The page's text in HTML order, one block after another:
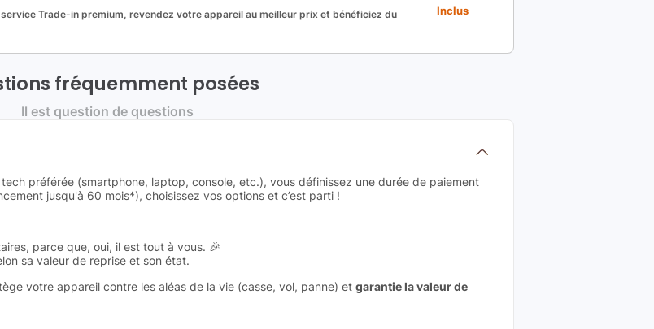
Trade-in premium, revendez votre appareil au meilleur prix et bénéficiez du
Inclus
fréquemment posées
Il est question de questions
préférée (smartphone, laptop, console, etc.), vous définissez une durée de paiement
jusqu'à 60 mois*), choisissez vos options et c’est parti !
parce que, oui, il est tout à vous. 🎉
sa valeur de reprise et son état.
votre appareil contre les aléas de la vie (casse, vol, panne) et garantie la valeur de